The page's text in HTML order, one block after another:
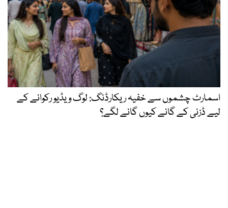
اسمارٹ چشموں سے خفیہ ریکارڈنگ: لوگ ویڈیو رکوانے کے
لیے ڈزنی کے گانے کیوں گانے لگے؟